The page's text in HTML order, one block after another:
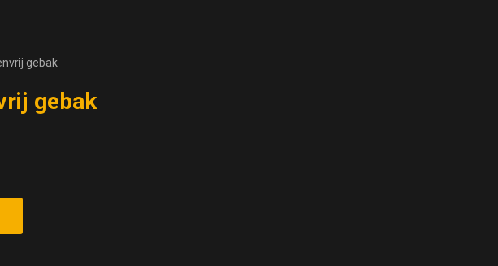
gebak
gebak